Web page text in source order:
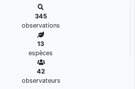
345
observations
13
espèces
42
observateurs